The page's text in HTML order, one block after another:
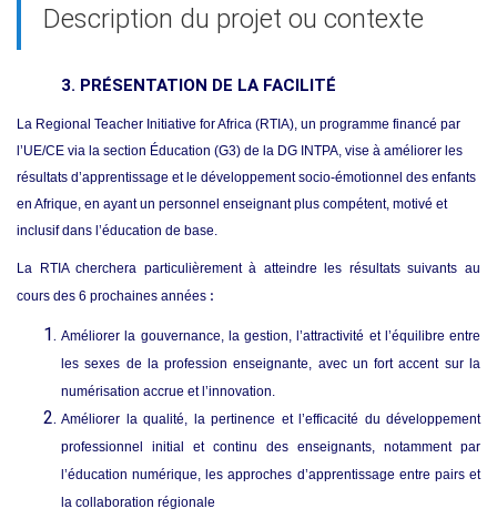
Description du projet ou contexte
3. PRÉSENTATION DE LA FACILITÉ
La Regional Teacher Initiative for Africa (RTIA), un programme financé par
l’UE/CE via la section Éducation (G3) de la DG INTPA, vise à améliorer les
résultats d’apprentissage et le développement socio-émotionnel des enfants
en Afrique, en ayant un personnel enseignant plus compétent, motivé et
inclusif dans l’éducation de base.
La RTIA cherchera particulièrement à atteindre les résultats suivants au
cours des 6 prochaines années :
Améliorer la gouvernance, la gestion, l’attractivité et l’équilibre entre
les sexes de la profession enseignante, avec un fort accent sur la
numérisation accrue et l’innovation.
Améliorer la qualité, la pertinence et l’efficacité du développement
professionnel initial et continu des enseignants, notamment par
l’éducation numérique, les approches d’apprentissage entre pairs et
la collaboration régionale